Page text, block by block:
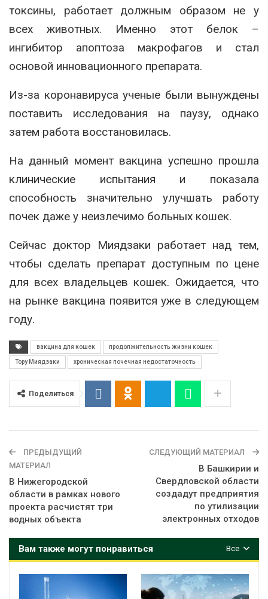
токсины, работает должным образом не у
всех животных. Именно этот белок –
ингибитор апоптоза макрофагов и стал
основой инновационного препарата.
Из-за коронавируса ученые были вынуждены
поставить исследования на паузу, однако
затем работа восстановилась.
На данный момент вакцина успешно прошла
клинические испытания и показала
способность значительно улучшать работу
почек даже у неизлечимо больных кошек.
Сейчас доктор Миядзаки работает над тем,
чтобы сделать препарат доступным по цене
для всех владельцев кошек. Ожидается, что
на рынке вакцина появится уже в следующем
году.
вакцина для кошек продолжительность жизни кошек
Тору Миядзаки хроническая почечная недостаточность
Поделиться
ПРЕДЫДУЩИЙ
МАТЕРИАЛ
В Нижегородской
области в рамках нового
проекта расчистят три
водных объекта
СЛЕДУЮЩИЙ МАТЕРИАЛ
В Башкирии и
Свердловской области
создадут предприятия
по утилизации
электронных отходов
Все
Вам также могут понравиться